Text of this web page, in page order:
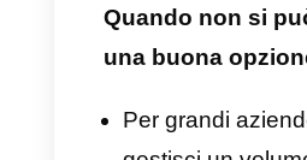
Supporto
Mancanza
fuori